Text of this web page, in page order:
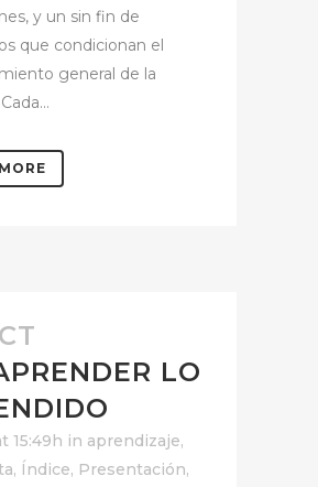
y un sin fin de
que condicionan el
general de la
LO
15:49h in aprendizaje,
, Índice, Presentación,